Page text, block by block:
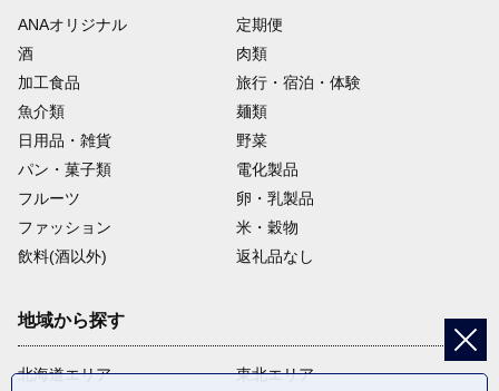
ANAオリジナル
定期便
酒
肉類
加工食品
旅行・宿泊・体験
魚介類
麺類
日用品・雑貨
野菜
パン・菓子類
電化製品
フルーツ
卵・乳製品
ファッション
米・穀物
飲料(酒以外)
返礼品なし
地域から探す
北海道エリア
東北エリア